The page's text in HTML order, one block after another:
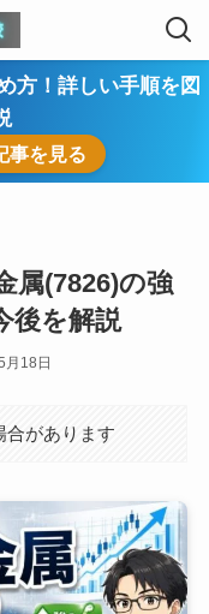
方！詳しい手順を図
事を見る
属(7826)の強
後を解説
月18日
合があります